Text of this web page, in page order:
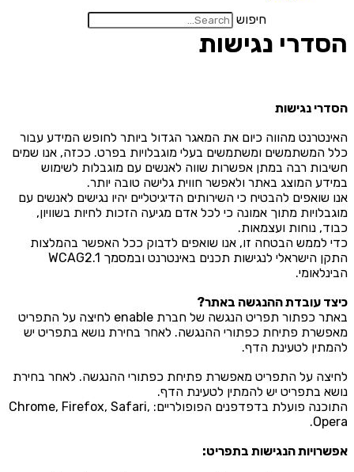
חיפוש
נגישות
נגישות
מהווה כיום את המאגר הגדול ביותר לחופש המידע עבור
המשתמשים ומשתמשים בעלי מוגבלויות בפרט. ככזה, אנו שמים
רבה במתן אפשרות שווה לאנשים עם מוגבלות לשימוש
המוצג באתר ולאפשר חווית גלישה טובה יותר.
שואפים להבטיח כי השירותים הדיגיטליים יהיו נגישים לאנשים עם
מתוך אמונה כי לכל אדם מגיעה הזכות לחיות בשוויון,
נוחות ועצמאות.
לממש הבטחה זו, אנו שואפים לדבוק ככל האפשר בהמלצות
התקן הישראלי לנגישות תכנים באינטרנט ובמסמך WCAG2.1
עובדת ההנגשה באתר?
באתר כפתור תפריט הנגשה של חברת enable לחיצה על התפריט
פתיחת כפתורי ההנגשה. לאחר בחירת נושא בתפריט יש
לטעינת הדף.
על התפריט מאפשרת פתיחת כפתורי ההנגשה. לאחר בחירת
בתפריט יש להמתין לטעינת הדף.
התוכנה פועלת בדפדפנים הפופולריים: Chrome, Firefox, Safari,
הנגישות בתפריט: